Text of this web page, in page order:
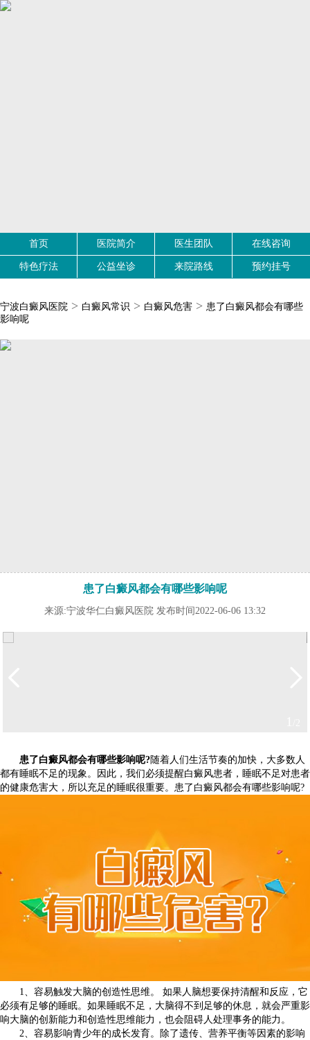
首页 医院简介 医生团队 在线咨询
特色疗法 公益坐诊 来院路线 预约挂号
宁波白癜风医院 > 白癜风常识 > 白癜风危害 > 患了白癜风都会有哪些
影响呢
患了白癜风都会有哪些影响呢
来源:宁波华仁白癜风医院 发布时间2022-06-06 13:32
患了白癜风都会有哪些影响呢?随着人们生活节奏的加快，大多数人
都有睡眠不足的现象。因此，我们必须提醒白癜风患者，睡眠不足对患者
的健康危害大，所以充足的睡眠很重要。患了白癜风都会有哪些影响呢?
1、容易触发大脑的创造性思维。 如果人脑想要保持清醒和反应，它
必须有足够的睡眠。如果睡眠不足，大脑得不到足够的休息，就会严重影
响大脑的创新能力和创造性思维能力，也会阻碍人处理事务的能力。
2、容易影响青少年的成长发育。除了遗传、营养平衡等因素的影响